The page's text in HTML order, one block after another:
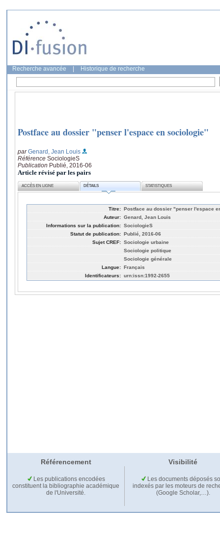
Recherche avancée Historique de recherche
Postface au dossier "penser l'espace en sociologie"
parGenard, Jean Louis
Référence SociologieS
Publication Publié, 2016-06
Article révisé par les pairs
ACCÈS EN LIGNE DÉTAILS STATISTIQUES
Titre: Postface au dossier "penser l'espace
Auteur: Genard, Jean Louis
Informations sur la publication: SociologieS
Statut de publication: Publié, 2016-06
Sujet CREF: Sociologie urbaine
Sociologie politique
Sociologie générale
Langue: Français
Identificateurs: urn:issn:1992-2655
Référencement Visibilité
Les publications encodées
constituent la bibliographie académique
de l'Université.
Les documents déposés
indexés par les moteurs de
(Google Scholar,…).